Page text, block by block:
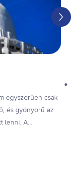
egyszerűen csak
és gyönyörű az
lenni. A